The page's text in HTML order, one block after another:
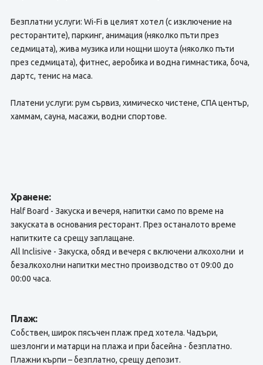
Безплатни услуги: Wi-Fi в целият хотел (с изключение на
ресторантите), паркинг, анимация (няколко пъти през
седмицата), жива музика или нощни шоута (няколко пъти
през седмицата), фитнес, аеробика и водна гимнастика, боча,
дартс, тенис на маса.
Платени услуги: рум сървиз, химическо чистене, СПА център,
хаммам, сауна, масажи, водни спортове.
Хранене:
Half Board - Закуска и вечеря, напитки само по време на
закуската в основания ресторант. През останалото време
напитките са срещу заплащане.
All Inclisive - Закуска, обяд и вечеря с включени алкохолни и
безалкохолни напитки местно производство от 09:00 до
00:00 часа.
Плаж:
Собствен, широк пясъчен плаж пред хотела. Чадъри,
шезлонги и матарци на плажа и при басейна - безплатно.
Плажни кърпи – безплатно, срещу депозит.